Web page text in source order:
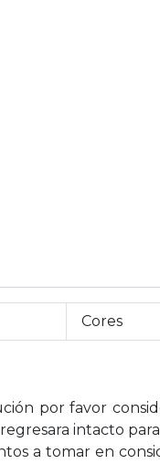
Cores
por favor
intacto
a tomar en